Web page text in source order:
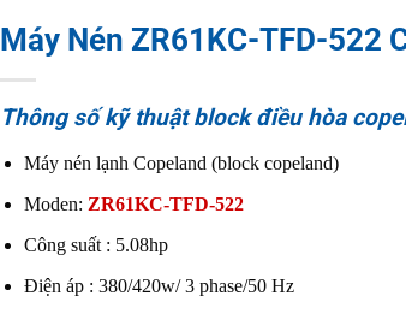
Máy Nén ZR61KC-TFD-522
Thông số kỹ thuật block điều hòa
Máy nén lạnh Copeland (block copeland)
Moden: ZR61KC-TFD-522
Công suất : 5.08hp
Điện áp : 380/420w/ 3 phase/50 Hz